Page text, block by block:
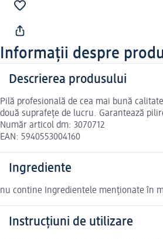
Informații despre
Descrierea produsului
Pilă profesională de cea mai bună
două suprafețe de lucru. Garantează
Număr articol dm: 3070712
EAN: 5940553004160
Ingrediente
nu contine Ingredientele menționate în
Instrucțiuni de utilizare